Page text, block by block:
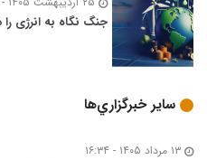
جنگ نگاه به انرژی
ساير خبرگزاري‌ها